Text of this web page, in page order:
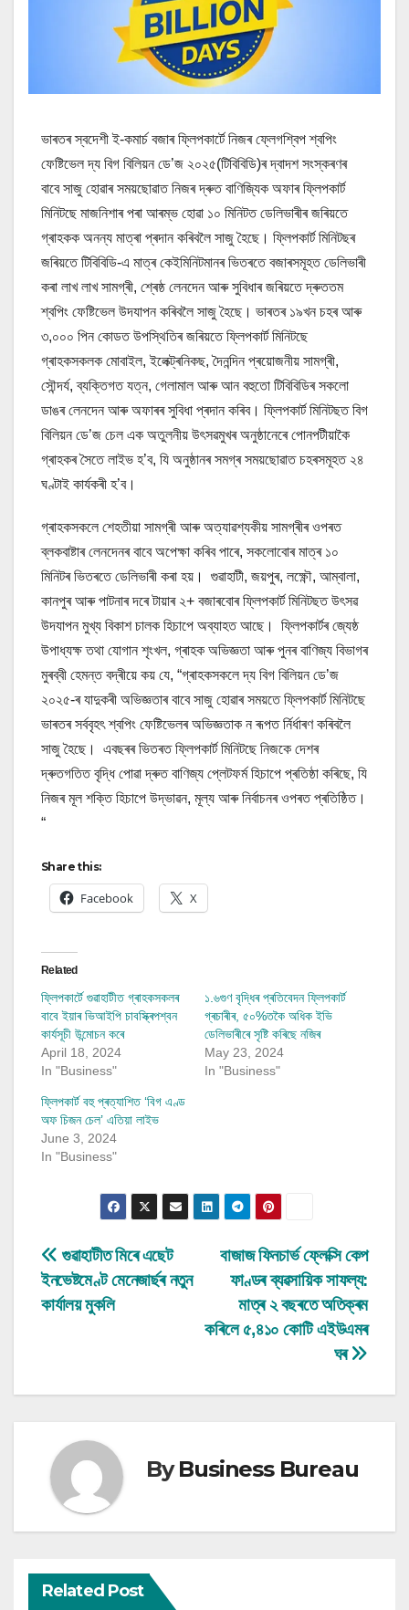
ভাৰতৰ স্বদেশী ই-কমাৰ্চ বজাৰ ফ্লিপকাৰ্টে নিজৰ ফ্লেগশ্বিপ শ্বপিং
ফেষ্টিভেল দ্য বিগ বিলিয়ন ডে’জ ২০২৫(টিবিবিডি)ৰ দ্বাদশ সংস্কৰণৰ
বাবে সাজু হোৱাৰ সময়ছোৱাত নিজৰ দ্ৰুত বাণিজ্যিক অফাৰ ফ্লিপকাৰ্ট
মিনিটছে মাজনিশাৰ পৰা আৰম্ভ হোৱা ১০ মিনিটত ডেলিভাৰীৰ জৰিয়তে
গ্ৰাহকক অনন্য মাত্ৰা প্ৰদান কৰিবলৈ সাজু হৈছে। ফ্লিপকাৰ্ট মিনিটছৰ
জৰিয়তে টিবিবিডি-এ মাত্ৰ কেইমিনিটমানৰ ভিতৰতে বজাৰসমূহত ডেলিভাৰী
কৰা লাখ লাখ সামগ্ৰী, শ্ৰেষ্ঠ লেনদেন আৰু সুবিধাৰ জৰিয়তে দ্ৰুততম
শ্বপিং ফেষ্টিভেল উদযাপন কৰিবলৈ সাজু হৈছে। ভাৰতৰ ১৯খন চহৰ আৰু
৩,০০০ পিন কোডত উপস্থিতিৰ জৰিয়তে ফ্লিপকাৰ্ট মিনিটছে
গ্ৰাহকসকলক মোবাইল, ইলেক্ট্ৰনিকছ, দৈনন্দিন প্ৰয়োজনীয় সামগ্ৰী,
সৌন্দৰ্য, ব্যক্তিগত যত্ন, গেলামাল আৰু আন বহুতো টিবিবিডিৰ সকলো
ডাঙৰ লেনদেন আৰু অফাৰৰ সুবিধা প্ৰদান কৰিব। ফ্লিপকাৰ্ট মিনিটছত বিগ
বিলিয়ন ডে’জ চেল এক অতুলনীয় উৎসৱমুখৰ অনুষ্ঠানেৰে পোনপটীয়াকৈ
গ্ৰাহকৰ সৈতে লাইভ হ’ব, যি অনুষ্ঠানৰ সমগ্ৰ সময়ছোৱাত চহৰসমূহত ২৪
ঘণ্টাই কাৰ্যকৰী হ’ব।
গ্ৰাহকসকলে শেহতীয়া সামগ্ৰী আৰু অত্যাৱশ্যকীয় সামগ্ৰীৰ ওপৰত
ব্লকবাষ্টাৰ লেনদেনৰ বাবে অপেক্ষা কৰিব পাৰে, সকলোবোৰ মাত্ৰ ১০
মিনিটৰ ভিতৰতে ডেলিভাৰী কৰা হয়। গুৱাহাটী, জয়পুৰ, লক্ষ্ণৌ, আম্বালা,
কানপুৰ আৰু পাটনাৰ দৰে টায়াৰ ২+ বজাৰবোৰ ফ্লিপকাৰ্ট মিনিটছত উৎসৱ
উদযাপন মুখ্য বিকাশ চালক হিচাপে অব্যাহত আছে। ফ্লিপকাৰ্টৰ জ্যেষ্ঠ
উপাধ্যক্ষ তথা যোগান শৃংখল, গ্ৰাহক অভিজ্ঞতা আৰু পুনৰ বাণিজ্য বিভাগৰ
মুৰব্বী হেমন্ত বদ্ৰীয়ে কয় যে, “গ্ৰাহকসকলে দ্য বিগ বিলিয়ন ডে’জ
২০২৫-ৰ যাদুকৰী অভিজ্ঞতাৰ বাবে সাজু হোৱাৰ সময়তে ফ্লিপকাৰ্ট মিনিটছে
ভাৰতৰ সৰ্ববৃহৎ শ্বপিং ফেষ্টিভেলৰ অভিজ্ঞতাক ন ৰূপত ৰ্নিৰ্ধাৰণ কৰিবলৈ
সাজু হৈছে। এবছৰৰ ভিতৰত ফ্লিপকাৰ্ট মিনিটছে নিজকে দেশৰ
দ্ৰুতগতিত বৃদ্ধি পোৱা দ্ৰুত বাণিজ্য প্লেটফৰ্ম হিচাপে প্ৰতিষ্ঠা কৰিছে, যি
নিজৰ মূল শক্তি হিচাপে উদ্ভাৱন, মূল্য আৰু নিৰ্বাচনৰ ওপৰত প্ৰতিষ্ঠিত।
“
Share this:
Facebook X
Related
ফ্লিপকাৰ্টে গুৱাহাটীত গ্ৰাহকসকলৰ
বাবে ইয়াৰ ভিআইপি চাবস্ক্ৰিপশ্বন
কাৰ্যসূচী উন্মোচন কৰে
April 18, 2024
In "Business"
১.৬গুণ বৃদ্ধিৰ প্ৰতিবেদন ফ্লিপকাৰ্ট
গ্ৰচাৰীৰ, ৫০%তকৈ অধিক ইভি
ডেলিভাৰীৰে সৃষ্টি কৰিছে নজিৰ
May 23, 2024
In "Business"
ফ্লিপকাৰ্ট বহু প্ৰত্যাশিত ‘বিগ এণ্ড
অফ চিজন চেল’ এতিয়া লাইভ
June 3, 2024
In "Business"
Post
navigation
বাজাজ ফিনচাৰ্ভ ফ্লেক্সি কেপ
ফাণ্ডৰ ব্যৱসায়িক সাফল্য:
মাত্ৰ ২ বছৰতে অতিক্ৰম
কৰিলে ৫,৪১০ কোটি এইউএমৰ
ঘৰ
গুৱাহাটীত মিৰে এছেট
ইনভেষ্টমেণ্ট মেনেজাৰ্ছৰ নতুন
কাৰ্যালয় মুকলি
ByBusiness Bureau
Related Post